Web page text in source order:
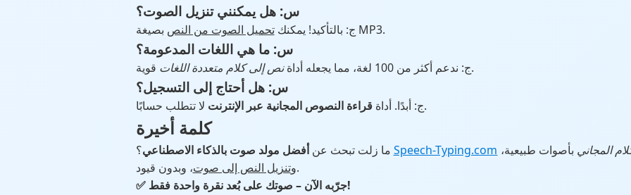
س: هل يمكنني تنزيل الصوت؟
ج: بالتأكيد! يمكنكتحميل الصوت من النص بصيغة MP3.
س: ما هي اللغات المدعومة؟
ج: ندعم أكثر من 100 لغة، مما يجعله أداة نص إلى كلام متعددة اللغات قوية.
س: هل أحتاج إلى التسجيل؟
ج: أبدًا. أداةقراءة النصوص المجانية عبر الإنترنت لا تتطلب حسابًا.
كلمة أخيرة
ما زلت تبحث عنأفضل مولد صوت بالذكاء الاصطناعي Speech-Typing.com المجاني بأصوات طبيعية،
وتنزيل النص إلى صوت ، وبدون قيود.
✅ جرّبه الآن – صوتك على بُعد نقرة واحدة فقط!